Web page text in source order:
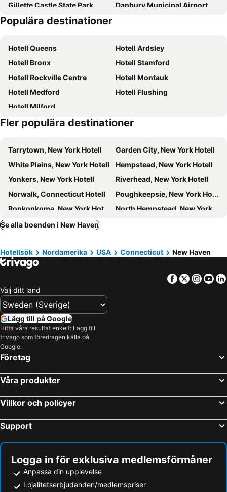
Gillette Castle State Park
Danbury Municipal Airport
Populära destinationer
Hotell Queens
Hotell Ardsley
Hotell Bronx
Hotell Stamford
Hotell Rockville Centre
Hotell Montauk
Hotell Medford
Hotell Flushing
Hotell Milford
Fler populära destinationer
Tarrytown, New York Hotell
Garden City, New York Hotell
White Plains, New York Hotell
Hempstead, New York Hotell
Yonkers, New York Hotell
Riverhead, New York Hotell
Norwalk, Connecticut Hotell
Poughkeepsie, New York Hotell
Ronkonkoma, New York Hotell
North Hempstead, New York Hotell
Fishkill, New York Hotell
Brookhaven, New York Hotell
Manchester, Connecticut Hotell
Woodbury, New York Hotell
New Rochelle, New York Hotell
Ardsley, New York Hotell
Medford, New York Hotell
Islip, New York Hotell
New York, New York Hotell
Las Vegas, Nevada Hotell
San Francisco, Kalifornien Hotell
Honolulu, Hawaii Hotell
Se alla boenden i New Haven
Hotellsök Nordamerika USA Connecticut New Haven
Facebook
Twitter
Välj ditt land
Lägg till på Google
Hitta våra resultat enkelt: Lägg till
trivago som föredragen källa på
Google.
Företag
Våra produkter
Villkor och policyer
Support
Logga in för exklusiva medlemsförmåner
Anpassa din upplevelse
Lojalitetserbjudanden/medlemspriser